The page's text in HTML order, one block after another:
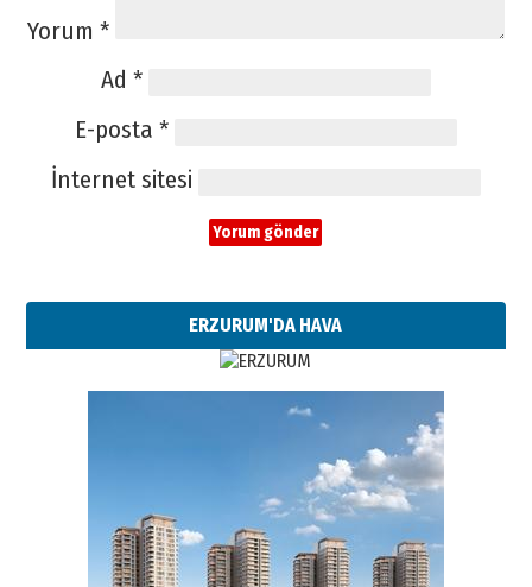
Yorum *
Ad *
E-posta *
İnternet sitesi
ERZURUM'DA HAVA
Esat BİNDESEN